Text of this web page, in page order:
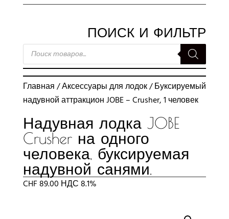
ПОИСК И ФИЛЬТР
ПОИСК
ТОВАРОВ
Главная /Аксессуары для лодок/ Буксируемый
надувной аттракцион JOBE – Crusher, 1 человек
Надувная лодка JOBE
Crusher на одного
человека, буксируемая
надувной санями.
CHF89.00 НДС 8.1%